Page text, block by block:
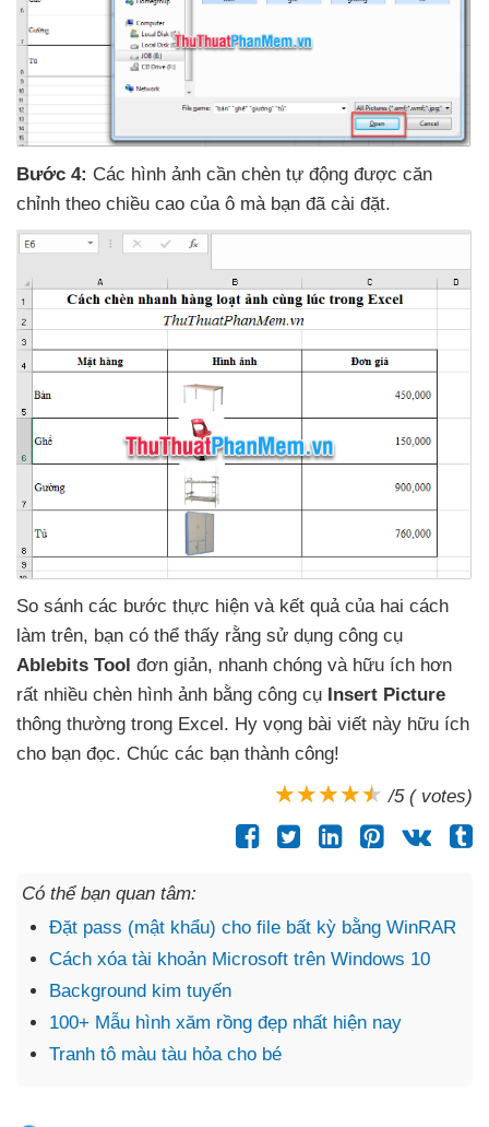
Bước 4: Các hình ảnh cần chèn tự động được căn
chỉnh theo chiều cao của ô mà bạn đã cài đặt.
So sánh các bước thực hiện và kết quả của hai cách
làm trên, bạn có thể thấy rằng sử dụng công cụ
Ablebits Tool đơn giản, nhanh chóng và hữu ích hơn
rất nhiều chèn hình ảnh bằng công cụ Insert Picture
thông thường trong Excel . Hy vọng bài viết này hữu ích
cho bạn đọc. Chúc các bạn thành công!
/5 ( votes)
Có thể bạn quan tâm:
Đặt pass (mật khẩu) cho file bất kỳ bằng WinRAR
Cách xóa tài khoản Microsoft trên Windows 10
Background kim tuyến
100+ Mẫu hình xăm rồng đẹp nhất hiện nay
Tranh tô màu tàu hỏa cho bé